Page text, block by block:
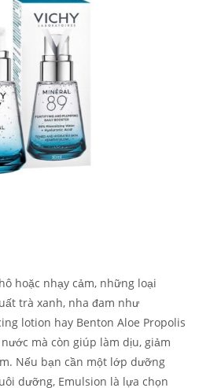
hoặc nhạy cảm, những loại
trà xanh, nha đam như
lotion hay Benton Aloe Propolis
mà còn giúp làm dịu, giảm
Nếu bạn cần một lớp dưỡng
dưỡng, Emulsion là lựa chọn